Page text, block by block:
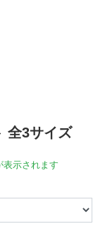
全3サイズ
示されます